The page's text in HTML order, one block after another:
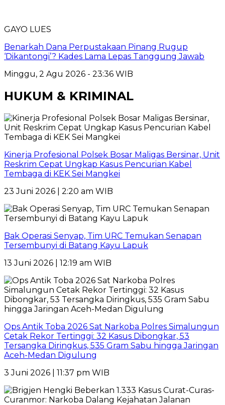
GAYO LUES
Benarkah Dana Perpustakaan Pinang Rugup
‘Dikantongi’? Kades Lama Lepas Tanggung Jawab
Minggu, 2 Agu 2026 - 23:36 WIB
HUKUM & KRIMINAL
Kinerja Profesional Polsek Bosar Maligas Bersinar, Unit
Reskrim Cepat Ungkap Kasus Pencurian Kabel
Tembaga di KEK Sei Mangkei
23 Juni 2026 | 2:20 am WIB
Bak Operasi Senyap, Tim URC Temukan Senapan
Tersembunyi di Batang Kayu Lapuk
13 Juni 2026 | 12:19 am WIB
Ops Antik Toba 2026 Sat Narkoba Polres Simalungun
Cetak Rekor Tertinggi: 32 Kasus Dibongkar, 53
Tersangka Diringkus, 535 Gram Sabu hingga Jaringan
Aceh-Medan Digulung
3 Juni 2026 | 11:37 pm WIB